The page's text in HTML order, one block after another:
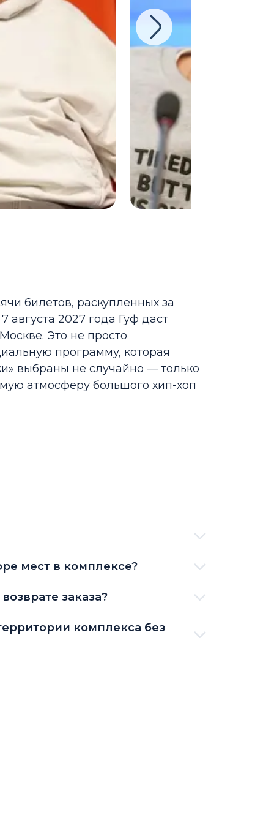
билетов, раскупленных за
августа 2027 года Гуф даст
Это не просто
программу, которая
выбраны не случайно — только
атмосферу большого хип-хоп
мест в комплексе?
заказа?
комплекса без